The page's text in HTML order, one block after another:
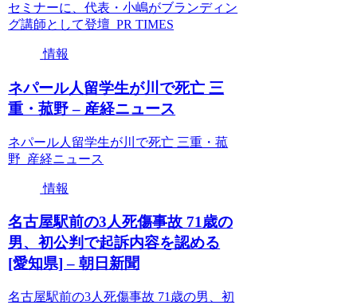
セミナーに、代表・小嶋がブランディン
グ講師として登壇 PR TIMES
情報
ネパール人留学生が川で死亡 三
重・菰野 – 産経ニュース
ネパール人留学生が川で死亡 三重・菰
野 産経ニュース
情報
名古屋駅前の3人死傷事故 71歳の
男、初公判で起訴内容を認める
[愛知県] – 朝日新聞
名古屋駅前の3人死傷事故 71歳の男、初